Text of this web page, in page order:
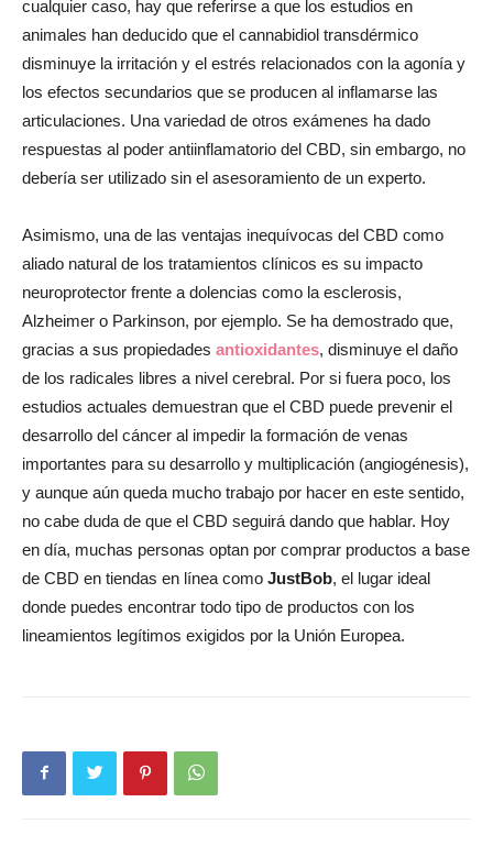
cualquier caso, hay que referirse a que los estudios en
animales han deducido que el cannabidiol transdérmico
disminuye la irritación y el estrés relacionados con la agonía y
los efectos secundarios que se producen al inflamarse las
articulaciones. Una variedad de otros exámenes ha dado
respuestas al poder antiinflamatorio del CBD, sin embargo, no
debería ser utilizado sin el asesoramiento de un experto.
Asimismo, una de las ventajas inequívocas del CBD como
aliado natural de los tratamientos clínicos es su impacto
neuroprotector frente a dolencias como la esclerosis,
Alzheimer o Parkinson, por ejemplo. Se ha demostrado que,
gracias a sus propiedades antioxidantes, disminuye el daño
de los radicales libres a nivel cerebral. Por si fuera poco, los
estudios actuales demuestran que el CBD puede prevenir el
desarrollo del cáncer al impedir la formación de venas
importantes para su desarrollo y multiplicación (angiogénesis),
y aunque aún queda mucho trabajo por hacer en este sentido,
no cabe duda de que el CBD seguirá dando que hablar. Hoy
en día, muchas personas optan por comprar productos a base
de CBD en tiendas en línea como JustBob, el lugar ideal
donde puedes encontrar todo tipo de productos con los
lineamientos legítimos exigidos por la Unión Europea.